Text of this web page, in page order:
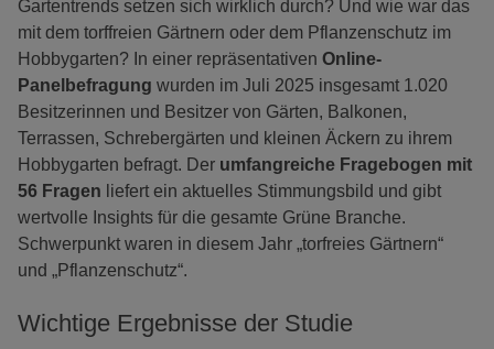
Gartentrends setzen sich wirklich durch? Und wie war das
mit dem torffreien Gärtnern oder dem Pflanzenschutz im
Hobbygarten? In einer repräsentativen Online-
Panelbefragung wurden im Juli 2025 insgesamt 1.020
Besitzerinnen und Besitzer von Gärten, Balkonen,
Terrassen, Schrebergärten und kleinen Äckern zu ihrem
Hobbygarten befragt. Der umfangreiche Fragebogen mit
56 Fragen liefert ein aktuelles Stimmungsbild und gibt
wertvolle Insights für die gesamte Grüne Branche.
Schwerpunkt waren in diesem Jahr „torfreies Gärtnern“
und „Pflanzenschutz“.
Wichtige Ergebnisse der Studie